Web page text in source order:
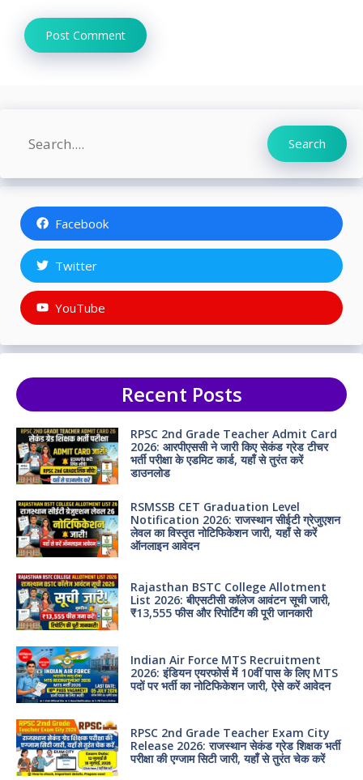
Search Search
Facebook
Twitter
YouTube
Recent Posts
RPSC 2nd Grade Teacher Admit Card
2026: आरपीएससी ने जारी किए सेकंड ग्रेड टीचर
भर्ती परीक्षा के एडमिट कार्ड, यहाँ से तुरंत करें
डाउनलोड
RSMSSB CET Graduation Level
Notification 2026: राजस्थान सीईटी ग्रेजुएशन
लेवल का विस्तृत नोटिफिकेशन जारी, यहाँ से करें
ऑनलाइन आवेदन
Rajasthan BSTC College Allotment
List 2026: बीएसटीसी कॉलेज आवंटन सूची जारी,
₹13,555 फीस और रिपोर्टिंग की पूरी जानकारी
Indian Air Force MTS Recruitment
2026: इंडियन एयरफोर्स में 10वीं पास के लिए MTS
पदों पर भर्ती का नोटिफिकेशन जारी, ऐसे करें आवेदन
RPSC 2nd Grade Teacher Exam City
Release 2026: राजस्थान सेकंड ग्रेड शिक्षक भर्ती
परीक्षा की एग्जाम सिटी जारी, यहाँ से तुरंत चेक करें